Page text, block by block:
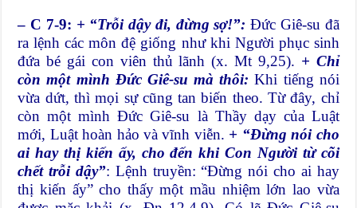
– C 7-9: + “Trỗi dậy đi, đừng sợ!”: Đức Giê-su đã
ra lệnh các môn đệ giống như khi Người phục sinh
đứa bé gái con viên thủ lãnh (x. Mt 9,25). + Chỉ
còn một mình Đức Giê-su mà thôi: Khi tiếng nói
vừa dứt, thì mọi sự cũng tan biến theo. Từ đây, chỉ
còn một mình Đức Giê-su là Thầy dạy của Luật
mới, Luật hoàn hảo và vĩnh viễn. + “Đừng nói cho
ai hay thị kiến ấy, cho đến khi Con Người từ cõi
chết trỗi dậy”: Lệnh truyền: “Đừng nói cho ai hay
thị kiến ấy” cho thấy một mầu nhiệm lớn lao vừa